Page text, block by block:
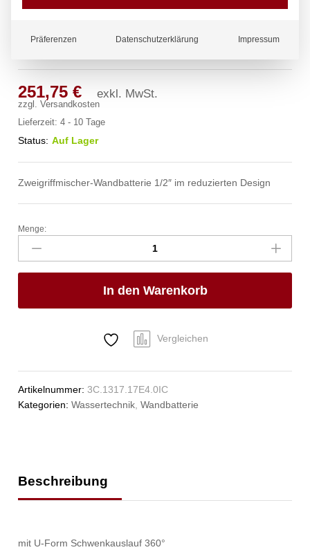
lexar Wandbatterie 1/2″
251,75€ exkl. MwSt.
zzgl.Versandkosten
Lieferzeit:4 - 10 Tage
Status: Auf Lager
Zweigriffmischer-Wandbatterie 1/2″ im reduzierten Design
lexar
Wandbatterie
1/2"
Anzahl
Menge:
In den Warenkorb
Vergleichen
Artikelnummer:3C.1317.17E4.0IC
Kategorien:Wassertechnik,Wandbatterie
Beschreibung
mit U-Form Schwenkauslauf 360°
Präferenzen Datenschutzerklärung Impressum